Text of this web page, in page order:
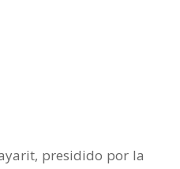
presidido por la